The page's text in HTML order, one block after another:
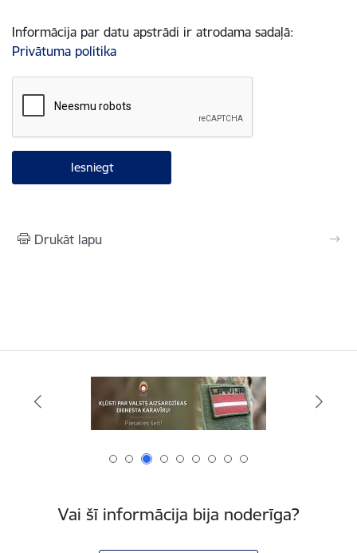
Informācija par datu apstrādi ir atrodama sadaļā:
Privātuma politika
Drukāt lapu
Vai šī informācija bija noderīga?